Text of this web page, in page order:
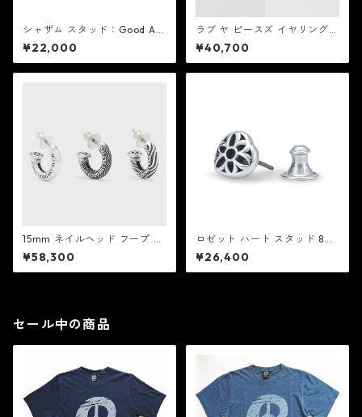
シャザム スタッド：Good Art
HLYWD グッド アート ハリウ
ッド
¥22,000
ラブ ヤ ピースズ イヤリング：
Good Art HLYWD グッド ア
ート ハリウッド
¥40,700
15mm ネイルヘッド フープ イ
ヤリング：Good Art HLYWD
グッド アート ハリウッド
¥58,300
ロゼット ハート スタッド 8ミ
リ：Good Art HLYWD グッド
アート ハリウッド
¥26,400
セール中の商品